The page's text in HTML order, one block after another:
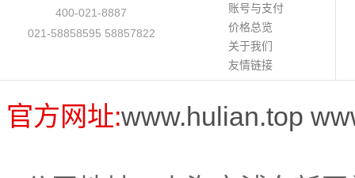
400-021-8887
021-58858595 58857822
账号与支付
价格总览
关于我们
友情链接
官方网址:www.hulian.top